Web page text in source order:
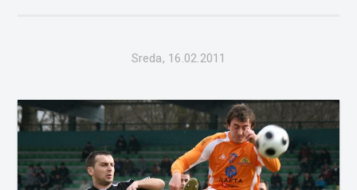
Sreda, 16.02.2011